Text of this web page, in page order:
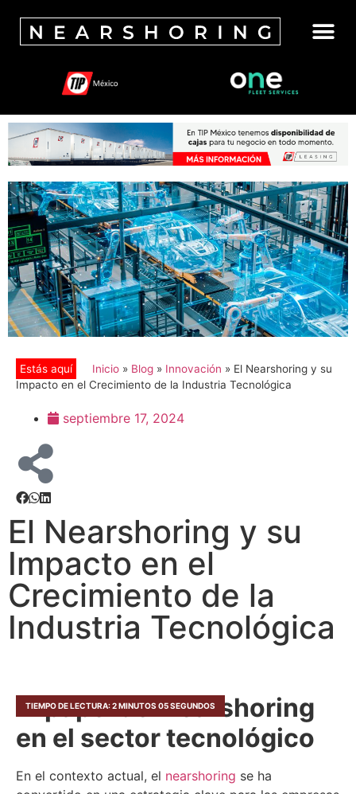
Inicio » Blog » Innovación » El Nearshoring y su
Impacto en el Crecimiento de la Industria Tecnológica
septiembre 17, 2024
El Nearshoring y su
Impacto en el
Crecimiento de la
Industria Tecnológica
TIEMPO DE LECTURA: 2 MINUTOS 05 SEGUNDOS
El papel del nearshoring
en el sector tecnológico
En el contexto actual, el nearshoring se ha